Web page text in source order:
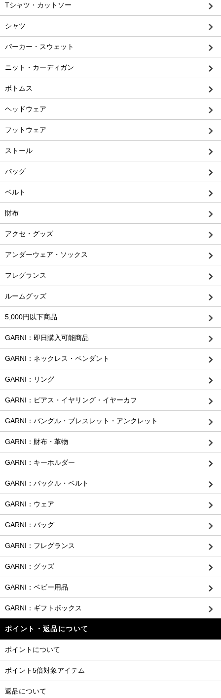
Tシャツ・カットソー
シャツ
パーカー・スウェット
ニット・カーディガン
ボトムス
ヘッドウェア
フットウェア
ストール
バッグ
ベルト
財布
アクセ・グッズ
アンダーウェア・ソックス
フレグランス
ルームグッズ
5,000円以下商品
GARNI：即日購入可能商品
GARNI：ネックレス・ペンダント
GARNI：リング
GARNI：ピアス・イヤリング・イヤーカフ
GARNI：バングル・ブレスレット・アンクレット
GARNI：財布・革物
GARNI：キーホルダー
GARNI：バックル・ベルト
GARNI：ウェア
GARNI：バッグ
GARNI：フレグランス
GARNI：グッズ
GARNI：ベビー用品
GARNI：ギフトボックス
ポイント・返品について
ポイントについて
ポイント5倍対象アイテム
返品について